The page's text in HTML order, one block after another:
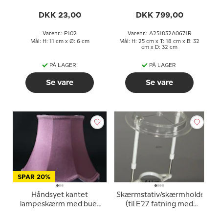
2700k (15000 timer)
DKK 23,00
Varenr.: P102
Mål: H: 11 cm x Ø: 6 cm
PÅ LAGER
Se vare
DKK 799,00
Varenr.: A251832A0671R
Mål: H: 25 cm x T: 18 cm x B: 32
cm x D: 32 cm
PÅ LAGER
Se vare
SPAR 20%
Håndsyet kantet
lampeskærm med buer
Skærmstativ/skærmholder
(til E27 fatning med